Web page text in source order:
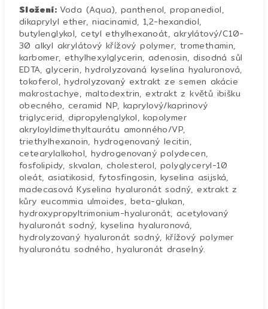
Složení: Voda (Aqua), panthenol, propanediol,
dikaprylyl ether, niacinamid, 1,2-hexandiol,
butylenglykol, cetyl ethylhexanoát, akrylátový/C10-
30 alkyl akrylátový křížový polymer, tromethamin,
karbomer, ethylhexylglycerin, adenosin, disodná sůl
EDTA, glycerin, hydrolyzovaná kyselina hyaluronová,
tokoferol, hydrolyzovaný extrakt ze semen akácie
makrostachye, maltodextrin, extrakt z květů ibišku
obecného, ceramid NP, kaprylový/kaprinový
triglycerid, dipropylenglykol, kopolymer
akryloyldimethyltaurátu amonného/VP,
triethylhexanoin, hydrogenovaný lecitin,
cetearylalkohol, hydrogenovaný polydecen,
fosfolipidy, skvalan, cholesterol, polyglyceryl-10
oleát, asiatikosid, fytosfingosin, kyselina asijská,
madecasová Kyselina hyaluronát sodný, extrakt z
kůry eucommia ulmoides, beta-glukan,
hydroxypropyltrimonium-hyaluronát, acetylovaný
hyaluronát sodný, kyselina hyaluronová,
hydrolyzovaný hyaluronát sodný, křížový polymer
hyaluronátu sodného, hyaluronát draselný.